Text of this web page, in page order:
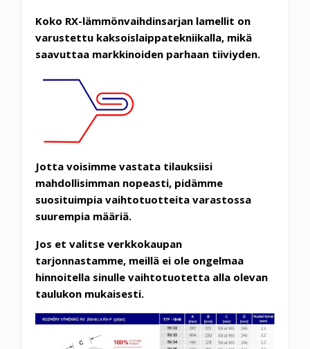
Koko RX-lämmönvaihdinsarjan lamellit on
varustettu kaksoislaippatekniikalla, mikä
saavuttaa markkinoiden parhaan tiiviyden.
Jotta voisimme vastata tilauksiisi
mahdollisimman nopeasti, pidämme
suosituimpia vaihtotuotteita varastossa
suurempia määriä.
Jos et valitse verkkokaupan
tarjonnastamme, meillä ei ole ongelmaa
hinnoitella sinulle vaihtotuotetta alla olevan
taulukon mukaisesti.